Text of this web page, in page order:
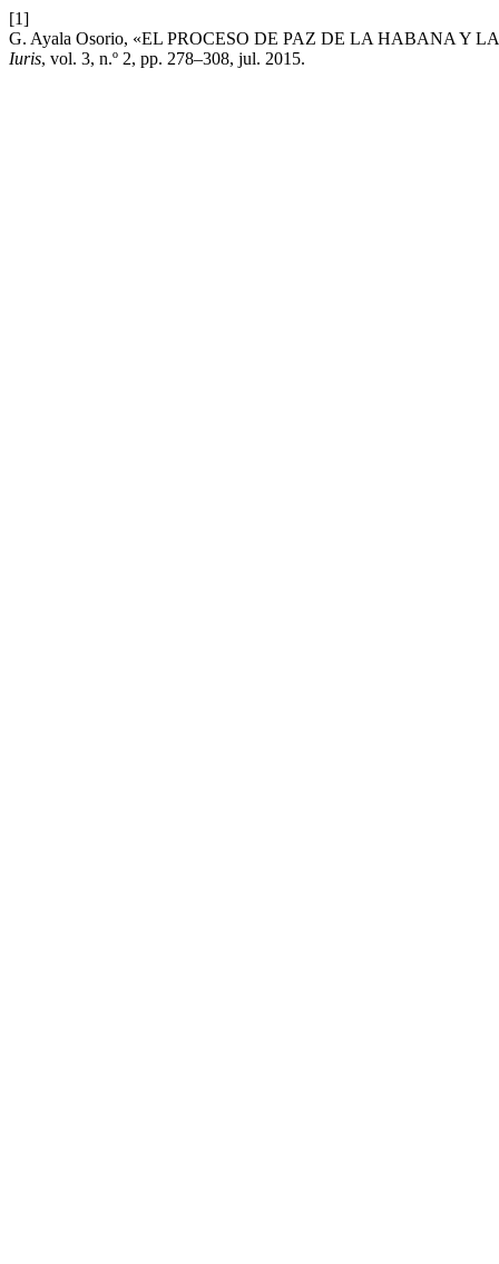
[1]
G. Ayala Osorio, «EL PROCESO DE PAZ DE LA HABANA Y
Iuris, vol. 3, n.º 2, pp. 278–308, jul. 2015.